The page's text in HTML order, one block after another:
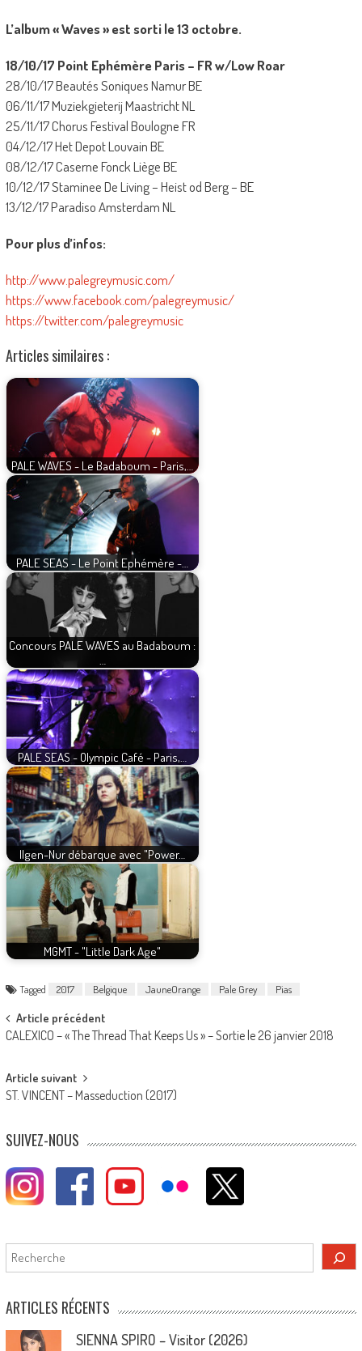
L’album « Waves » est sorti le 13 octobre.
18/10/17 Point Ephémère Paris – FR w/Low Roar
28/10/17 Beautés Soniques Namur BE
06/11/17 Muziekgieterij Maastricht NL
25/11/17 Chorus Festival Boulogne FR
04/12/17 Het Depot Louvain BE
08/12/17 Caserne Fonck Liège BE
10/12/17 Staminee De Living – Heist od Berg – BE
13/12/17 Paradiso Amsterdam NL
Pour plus d’infos:
http://www.palegreymusic.com/
https://www.facebook.com/palegreymusic/
https://twitter.com/palegreymusic
Articles similaires :
PALE WAVES - Le Badaboum - Paris,…
PALE SEAS - Le Point Ephémère -…
Concours PALE WAVES au Badaboum :
…
PALE SEAS - Olympic Café - Paris,…
Ilgen-Nur débarque avec "Power…
MGMT - "Little Dark Age"
Tagged 2017 Belgique JauneOrange Pale Grey Pias
Post
navigation
Article précédent
CALEXICO – « The Thread That Keeps Us » – Sortie le 26 janvier 2018
Article suivant
ST. VINCENT – Masseduction (2017)
SUIVEZ-NOUS
Rechercher
ARTICLES RÉCENTS
SIENNA SPIRO – Visitor (2026)